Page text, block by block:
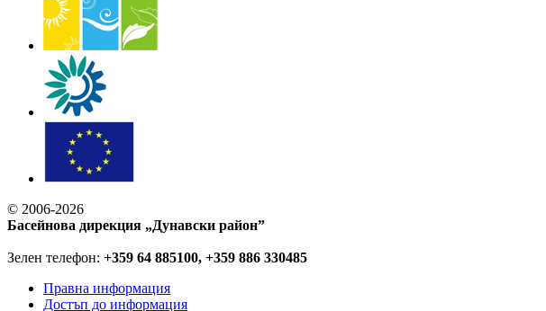
© 2006-2026
Басейнова дирекция „Дунавски район”
Зелен телефон: +359 64 885100, +359 886 330485
Правна информация
Достъп до информация